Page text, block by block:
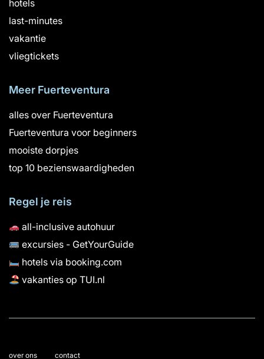
hotels
last-minutes
vakantie
vliegtickets
Meer Fuerteventura
alles over Fuerteventura
Fuerteventura voor beginners
mooiste dorpjes
top 10 bezienswaardigheden
Regel je reis
all-inclusive autohuur
excursies - GetYourGuide
hotels via booking.com
vakanties op TUI.nl
over ons contact